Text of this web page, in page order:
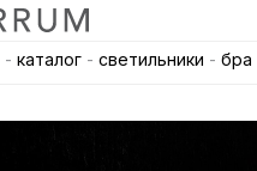
- каталог - светильники - бра